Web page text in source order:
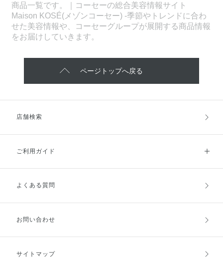
商品一覧です。｜コーセーの総合美容情報サイト
Maison KOSÉ(メゾンコーセー) -季節やトレンドに合わ
せた美容情報や、コーセーグループが展開する商品情報
をお届けしていきます。
ページトップへ戻る
店舗検索
ご利用ガイド
ご利用ガイドトップ
お支払方法
キャンセル・返品・交換
よくある質問
お問い合わせ
サイトマップ